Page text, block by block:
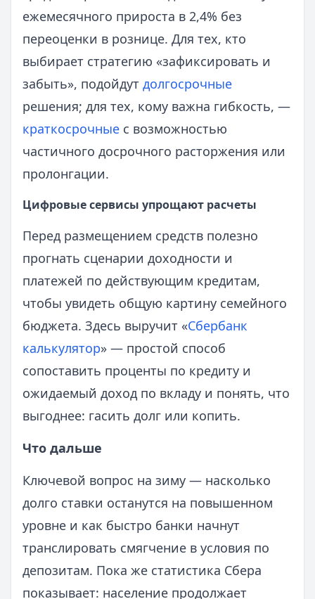
ежемесячного прироста в 2,4% без
переоценки в рознице. Для тех, кто
выбирает стратегию «зафиксировать и
забыть», подойдут долгосрочные
решения; для тех, кому важна гибкость, —
краткосрочные с возможностью
частичного досрочного расторжения или
пролонгации.
Цифровые сервисы упрощают расчеты
Перед размещением средств полезно
прогнать сценарии доходности и
платежей по действующим кредитам,
чтобы увидеть общую картину семейного
бюджета. Здесь выручит «Сбербанк
калькулятор» — простой способ
сопоставить проценты по кредиту и
ожидаемый доход по вкладу и понять, что
выгоднее: гасить долг или копить.
Что дальше
Ключевой вопрос на зиму — насколько
долго ставки останутся на повышенном
уровне и как быстро банки начнут
транслировать смягчение в условия по
депозитам. Пока же статистика Сбера
показывает: население продолжает